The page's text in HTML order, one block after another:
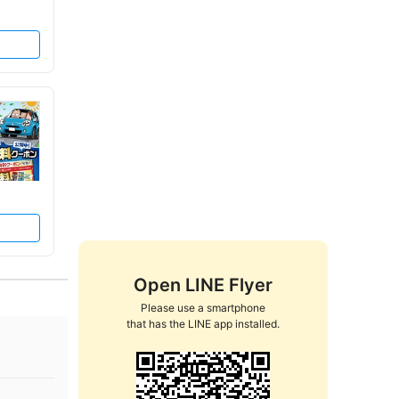
Open LINE Flyer
Please use a smartphone
that has the LINE app installed.